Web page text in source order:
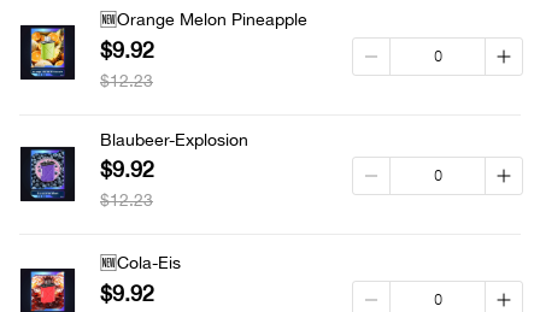
🆕Orange Melon Pineapple
$9.92
$12.23
Blaubeer-Explosion
$9.92
$12.23
🆕Cola-Eis
$9.92